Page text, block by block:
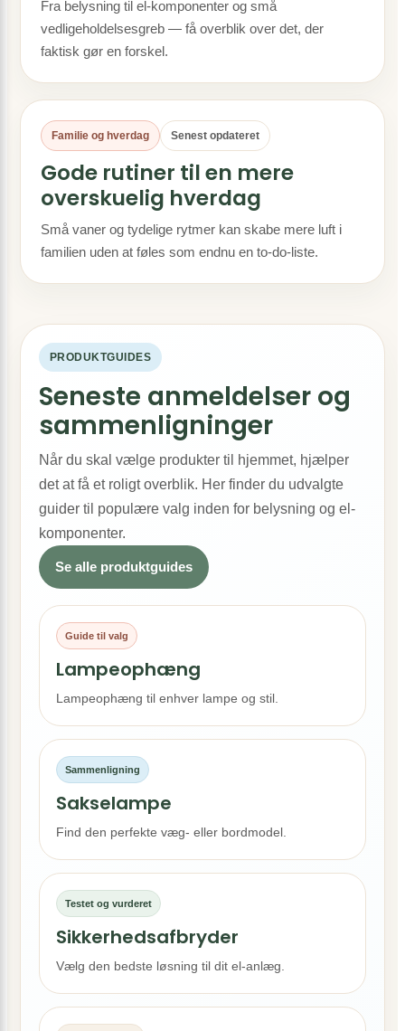
Fra belysning til el-komponenter og små
vedligeholdelsesgreb — få overblik over det, der
faktisk gør en forskel.
Familie og hverdag Senest opdateret
Gode rutiner til en mere
overskuelig hverdag
Små vaner og tydelige rytmer kan skabe mere luft i
familien uden at føles som endnu en to-do-liste.
PRODUKTGUIDES
Seneste anmeldelser og
sammenligninger
Når du skal vælge produkter til hjemmet, hjælper
det at få et roligt overblik. Her finder du udvalgte
guider til populære valg inden for belysning og el-
komponenter.
Se alle produktguides
Guide til valg
Lampeophæng
Lampeophæng til enhver lampe og stil.
Sammenligning
Sakselampe
Find den perfekte væg- eller bordmodel.
Testet og vurderet
Sikkerhedsafbryder
Vælg den bedste løsning til dit el-anlæg.